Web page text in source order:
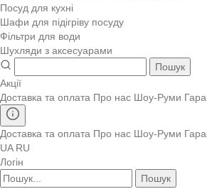
Посуд для кухні
Шафи для підігріву посуду
Фільтри для води
Шухляди з аксесуарами
Пошук
Акції
Доставка та оплата Про нас Шоу-Руми
Доставка та оплата Про нас Шоу-Руми
UA RU
Логін
Пошук